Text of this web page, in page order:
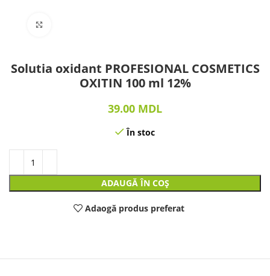
Solutia oxidant PROFESIONAL COSMETICS
OXITIN 100 ml 12%
39.00 MDL
În stoc
ADAUGĂ ÎN COȘ
Adaogă produs preferat